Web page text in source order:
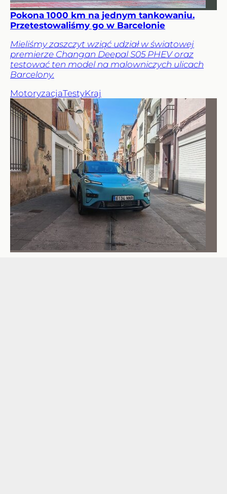
Pokona 1000 km na jednym tankowaniu.
Przetestowaliśmy go w Barcelonie
Mieliśmy zaszczyt wziąć udział w światowej
premierze Changan Deepal S05 PHEV oraz
testować ten model na malowniczych ulicach
Barcelony.
MotoryzacjaTestyKraj